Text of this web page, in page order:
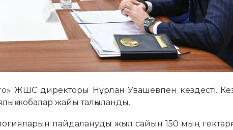
ЖШС директоры Нұрлан Увашевпен кездесті.
жобалар жайы талқыланды.
пайдалануды жыл сайын 150 мың